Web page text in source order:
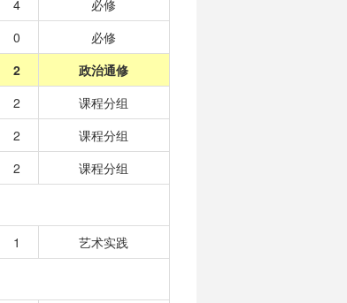
4
必修
0
必修
2
政治通修
2
课程分组
2
课程分组
2 课程分组
1 艺术实践